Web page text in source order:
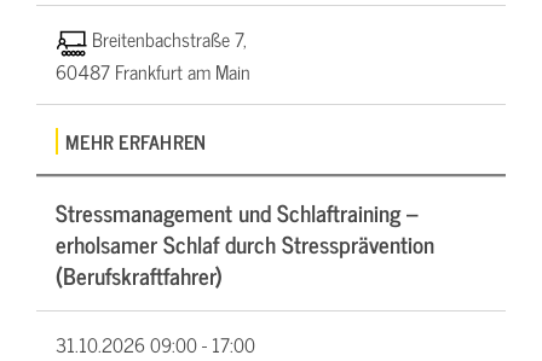
Breitenbachstraße 7,
60487 Frankfurt am Main
MEHR ERFAHREN
Stressmanagement und Schlaftraining –
erholsamer Schlaf durch Stressprävention
(Berufskraftfahrer)
31.10.202609:00 - 17:00